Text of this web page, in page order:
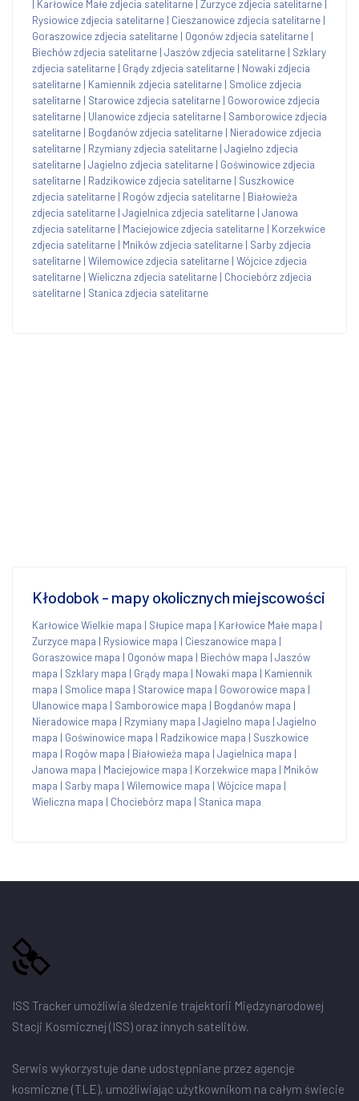
Karłowice Małe zdjecia satelitarne Zurzyce zdjecia satelitarne
Rysiowice zdjecia satelitarne | Cieszanowice zdjecia satelitarne |
Goraszowice zdjecia satelitarne | Ogonów zdjecia satelitarne |
Biechów zdjecia satelitarne | Jaszów zdjecia satelitarne | Szklary
zdjecia satelitarne | Grądy zdjecia satelitarne | Nowaki zdjecia
satelitarne | Kamiennik zdjecia satelitarne | Smolice zdjecia
satelitarne | Starowice zdjecia satelitarne | Goworowice zdjecia
satelitarne | Ulanowice zdjecia satelitarne | Samborowice zdjecia
satelitarne | Bogdanów zdjecia satelitarne | Nieradowice zdjecia
satelitarne | Rzymiany zdjecia satelitarne | Jagielno zdjecia
satelitarne | Jagielno zdjecia satelitarne | Goświnowice zdjecia
satelitarne | Radzikowice zdjecia satelitarne | Suszkowice
zdjecia satelitarne | Rogów zdjecia satelitarne | Białowieża
zdjecia satelitarne | Jagielnica zdjecia satelitarne | Janowa
zdjecia satelitarne | Maciejowice zdjecia satelitarne | Korzekwice
zdjecia satelitarne | Mników zdjecia satelitarne | Sarby zdjecia
satelitarne | Wilemowice zdjecia satelitarne | Wójcice zdjecia
satelitarne | Wieliczna zdjecia satelitarne | Chociebórz zdjecia
satelitarne | Stanica zdjecia satelitarne
Kłodobok - mapy okolicznych miejscowości
Karłowice Wielkie mapa | Słupice mapa | Karłowice Małe mapa |
Zurzyce mapa | Rysiowice mapa | Cieszanowice mapa |
Goraszowice mapa | Ogonów mapa | Biechów mapa | Jaszów
mapa | Szklary mapa | Grądy mapa | Nowaki mapa | Kamiennik
mapa | Smolice mapa | Starowice mapa | Goworowice mapa |
Ulanowice mapa | Samborowice mapa | Bogdanów mapa |
Nieradowice mapa | Rzymiany mapa | Jagielno mapa | Jagielno
mapa | Goświnowice mapa | Radzikowice mapa | Suszkowice
mapa | Rogów mapa | Białowieża mapa | Jagielnica mapa |
Janowa mapa | Maciejowice mapa | Korzekwice mapa | Mników
mapa | Sarby mapa | Wilemowice mapa | Wójcice mapa |
Wieliczna mapa | Chociebórz mapa | Stanica mapa
ISS Tracker umożliwia śledzenie trajektorii Międzynarodowej
Stacji Kosmicznej (ISS) oraz innych satelitów.
Serwis wykorzystuje dane udostępniane przez agencje
kosmiczne (TLE), umożliwiając użytkownikom na całym świecie